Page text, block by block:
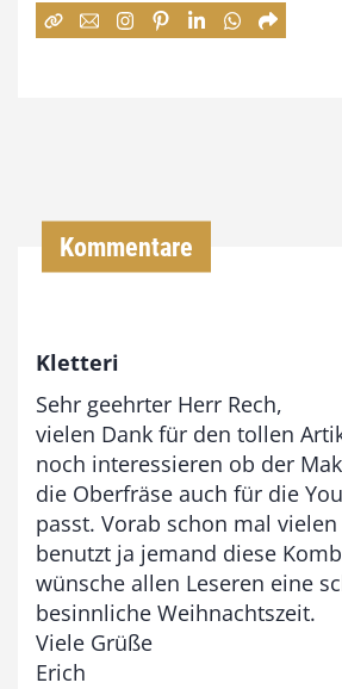
:
s
9
3
,
0
0
Kommentare
Kletteri
Sehr geehrter Herr Rech,
vielen Dank für den tollen
noch interessieren ob der
die Oberfräse auch für die
passt. Vorab schon mal
benutzt ja jemand diese
wünsche allen Leseren eine
besinnliche Weihnachtszeit.
Viele Grüße
Erich